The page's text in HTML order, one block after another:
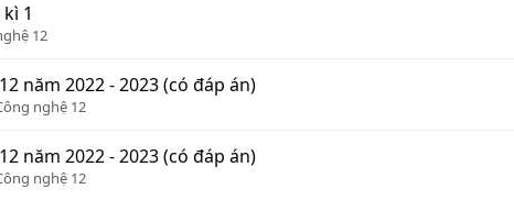
1
12
năm 2022 - 2023 (có đáp án)
nghệ 12
năm 2022 - 2023 (có đáp án)
nghệ 12